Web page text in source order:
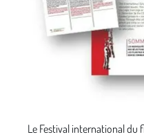
Le Festival international du